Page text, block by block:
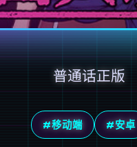
普通话正版
#移动端 #安卓